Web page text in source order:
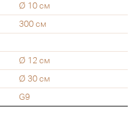
Ø 10 см
300 см
Ø 12 см
Ø 30 см
G9